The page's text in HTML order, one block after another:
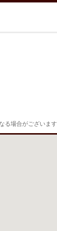
る場合がございます